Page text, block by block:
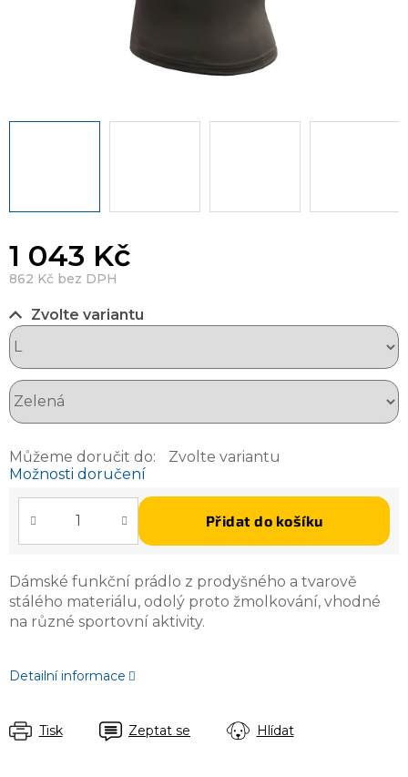
1 043 Kč
862 Kč bez DPH
Zvolte variantu
Můžeme doručit do:
Zvolte variantu
Možnosti doručení
Přidat do košíku
Dámské funkční prádlo z prodyšného a tvarově
stálého materiálu, odolý proto žmolkování, vhodné
na různé sportovní aktivity.
Detailní informace
Tisk Zeptat se Hlídat